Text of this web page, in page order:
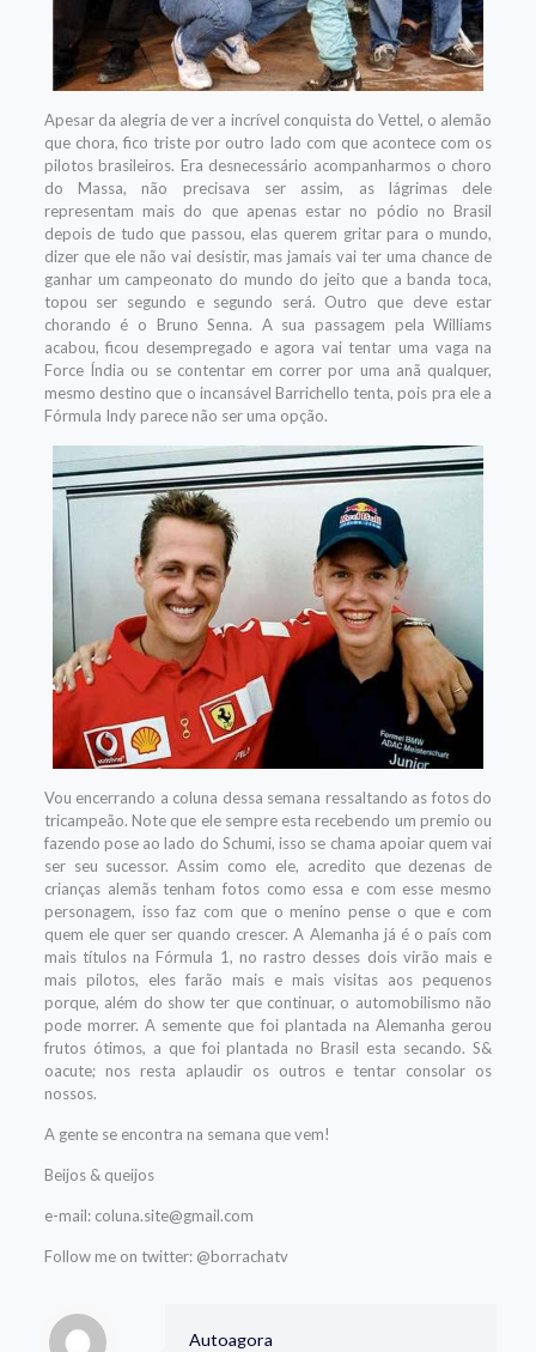
Apesar da alegria de ver a incrível conquista do Vettel, o alemão
que chora, fico triste por outro lado com que acontece com os
pilotos brasileiros. Era desnecessário acompanharmos o choro
do Massa, não precisava ser assim, as lágrimas dele
representam mais do que apenas estar no pódio no Brasil
depois de tudo que passou, elas querem gritar para o mundo,
dizer que ele não vai desistir, mas jamais vai ter uma chance de
ganhar um campeonato do mundo do jeito que a banda toca,
topou ser segundo e segundo será. Outro que deve estar
chorando é o Bruno Senna. A sua passagem pela Williams
acabou, ficou desempregado e agora vai tentar uma vaga na
Force Índia ou se contentar em correr por uma anã qualquer,
mesmo destino que o incansável Barrichello tenta, pois pra ele a
Fórmula Indy parece não ser uma opção.
Vou encerrando a coluna dessa semana ressaltando as fotos do
tricampeão. Note que ele sempre esta recebendo um premio ou
fazendo pose ao lado do Schumi, isso se chama apoiar quem vai
ser seu sucessor. Assim como ele, acredito que dezenas de
crianças alemãs tenham fotos como essa e com esse mesmo
personagem, isso faz com que o menino pense o que e com
quem ele quer ser quando crescer. A Alemanha já é o país com
mais títulos na Fórmula 1, no rastro desses dois virão mais e
mais pilotos, eles farão mais e mais visitas aos pequenos
porque, além do show ter que continuar, o automobilismo não
pode morrer. A semente que foi plantada na Alemanha gerou
frutos ótimos, a que foi plantada no Brasil esta secando. S&
oacute; nos resta aplaudir os outros e tentar consolar os
nossos.
A gente se encontra na semana que vem!
Beijos & queijos
e-mail: coluna.site@gmail.com
Follow me on twitter: @borrachatv
Autoagora